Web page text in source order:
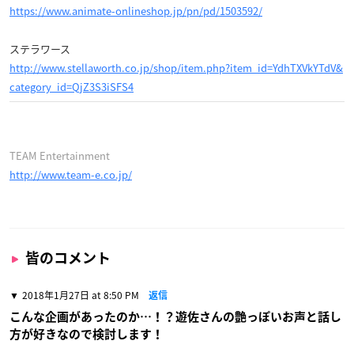
https://www.animate-onlineshop.jp/pn/pd/1503592/
ステラワース
http://www.stellaworth.co.jp/shop/item.php?item_id=YdhTXVkYTdV&
category_id=QjZ3S3iSFS4
TEAM Entertainment
http://www.team-e.co.jp/
皆のコメント
2018年1月27日 at 8:50 PM 返信
こんな企画があったのか…！？遊佐さんの艶っぽいお声と話し
方が好きなので検討します！